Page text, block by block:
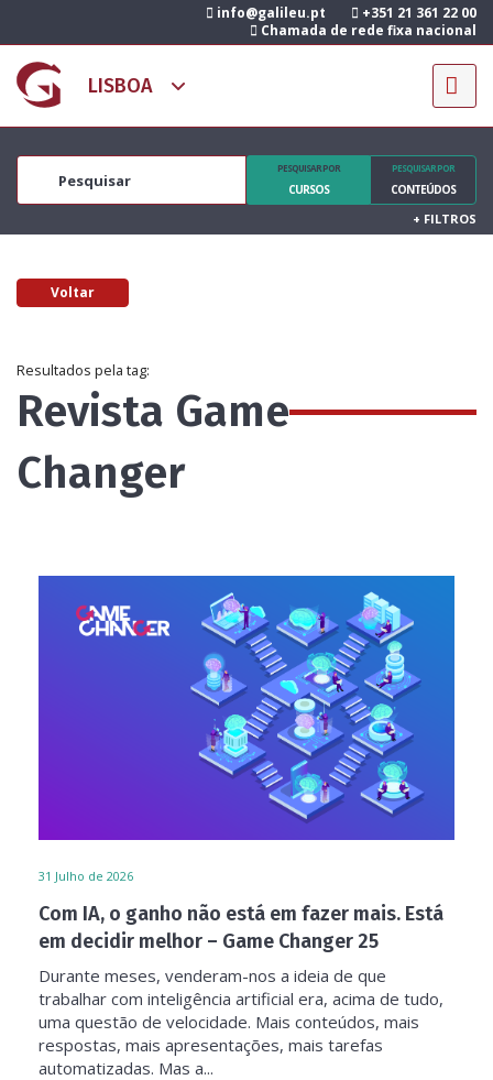
info@galileu.pt
+351 21 361 22 00
Chamada de rede fixa nacional
PESQUISAR POR
CURSOS
PESQUISAR POR
CONTEÚDOS
+ FILTROS
Voltar
Resultados pela tag:
Revista Game
Changer
31 Julho de 2026
Com IA, o ganho não está em fazer mais. Está
em decidir melhor – Game Changer 25
Durante meses, venderam-nos a ideia de que
trabalhar com inteligência artificial era, acima de tudo,
uma questão de velocidade. Mais conteúdos, mais
respostas, mais apresentações, mais tarefas
automatizadas. Mas a...